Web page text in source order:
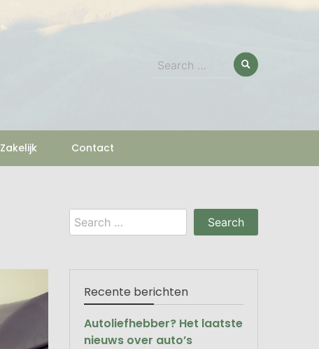
Search
Zakelijk Contact
Search
for:
Recente berichten
Autoliefhebber? Het laatste
nieuws over auto’s